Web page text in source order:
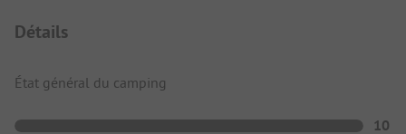
Détails
État général du camping
10